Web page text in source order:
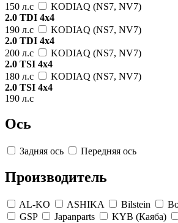
150 л.с
KODIAQ (NS7, NV7)
2.0 TDI 4x4
190 л.с
KODIAQ (NS7, NV7)
2.0 TDI 4x4
200 л.с
KODIAQ (NS7, NV7)
2.0 TSI 4x4
180 л.с
KODIAQ (NS7, NV7)
2.0 TSI 4x4
190 л.с
Ось
Задняя ось Передняя ось
Производитель
AL-KO ASHIKA Bilstein
GSP
Japanparts KYB (Каяба)